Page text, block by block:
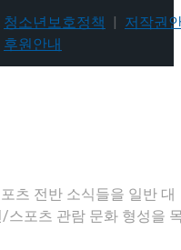
청소년보호정책 | 저작권
후원안내
츠 전반 소식들을 일반 대
스포츠 관람 문화 형성을